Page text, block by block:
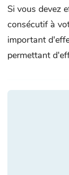
Si vous devez
consécutif à
important
permettant